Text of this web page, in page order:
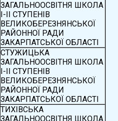
ЗАГАЛЬНООСВІТНЯ ШКОЛА
І-ІІ СТУПЕНІВ
ВЕЛИКОБЕРЕЗНЯНСЬКОЇ
РАЙОННОЇ РАДИ
ЗАКАРПАТСЬКОЇ ОБЛАСТІ
СТУЖИЦЬКА
ЗАГАЛЬНООСВІТНЯ ШКОЛА
І-ІІ СТУПЕНІВ
ВЕЛИКОБЕРЕЗНЯНСЬКОЇ
РАЙОННОЇ РАДИ
ЗАКАРПАТСЬКОЇ ОБЛАСТІ
ТИХІВСЬКА
ЗАГАЛЬНООСВІТНЯ ШКОЛА